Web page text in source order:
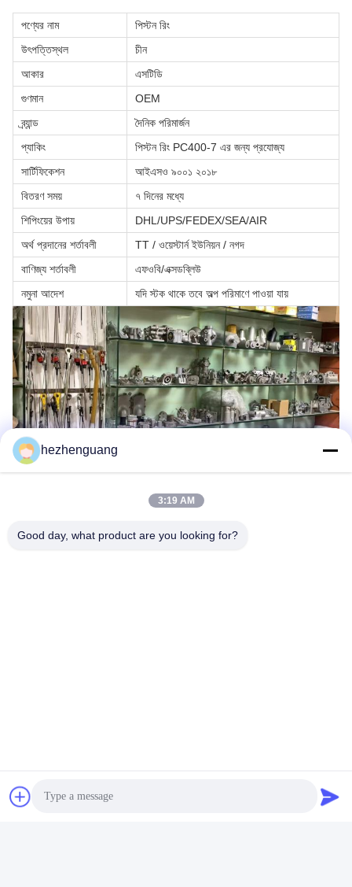
পণ্যের নাম
পিস্টন রিং
উৎপত্তিস্থল
চীন
আকার
এসটিডি
গুণমান
OEM
ব্র্যান্ড
দৈনিক পরিমার্জন
প্যাকিং
পিস্টন রিং PC400-7 এর জন্য প্রযোজ্য
সার্টিফিকেশন
আইএসও ৯০০১ ২০১৮
বিতরণ সময়
৭ দিনের মধ্যে
শিপিংয়ের উপায়
DHL/UPS/FEDEX/SEA/AIR
অর্থ প্রদানের শর্তাবলী
TT / ওয়েস্টার্ন ইউনিয়ন / নগদ
বাণিজ্য শর্তাবলী
এফওবি/এক্সডব্লিউ
নমুনা আদেশ
যদি স্টক থাকে তবে অল্প পরিমাণে পাওয়া যায়
hezhenguang
3:19 AM
Good day, what product are you looking for?